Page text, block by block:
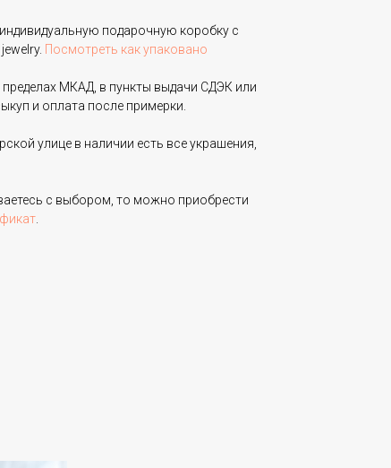
подарочную коробку с
Посмотреть как упаковано
пределах МКАД, в пункты выдачи СДЭК или
и оплата после примерки.
улице в наличии есть все украшения,
с выбором, то можно приобрести
.